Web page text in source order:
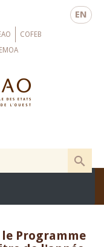
EN
COFEB
Programme